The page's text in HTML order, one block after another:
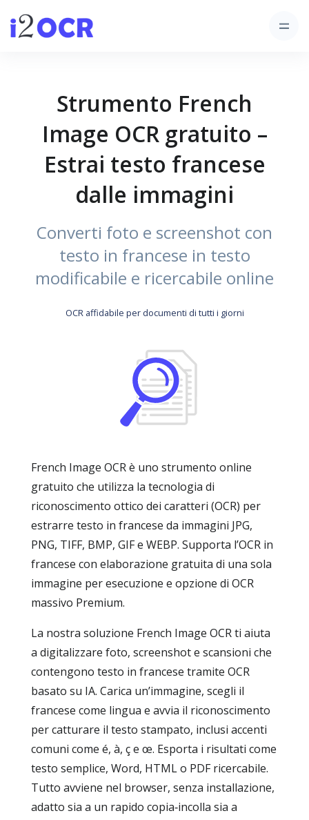
Strumento French
Image OCR gratuito –
Estrai testo francese
dalle immagini
Converti foto e screenshot con
testo in francese in testo
modificabile e ricercabile online
OCR affidabile per documenti di tutti i giorni
French Image OCR è uno strumento online
gratuito che utilizza la tecnologia di
riconoscimento ottico dei caratteri (OCR) per
estrarre testo in francese da immagini JPG,
PNG, TIFF, BMP, GIF e WEBP. Supporta l’OCR in
francese con elaborazione gratuita di una sola
immagine per esecuzione e opzione di OCR
massivo Premium.
La nostra soluzione French Image OCR ti aiuta
a digitalizzare foto, screenshot e scansioni che
contengono testo in francese tramite OCR
basato su IA. Carica un’immagine, scegli il
francese come lingua e avvia il riconoscimento
per catturare il testo stampato, inclusi accenti
comuni come é, à, ç e œ. Esporta i risultati come
testo semplice, Word, HTML o PDF ricercabile.
Tutto avviene nel browser, senza installazione,
adatto sia a un rapido copia‑incolla sia a